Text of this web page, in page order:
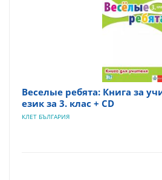
Веселые ребята: Книга за
език за 3. клас + CD
КЛЕТ БЪЛГАРИЯ